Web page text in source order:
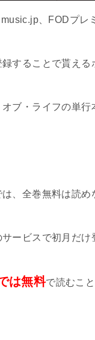
、FODプレ
することで貰える
オブ・ライフの単行
は、全巻無料は読め
サービスで初月だ
は無料で読むこ